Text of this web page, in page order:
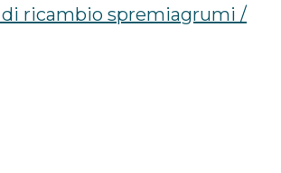
di ricambio spremiagrumi /